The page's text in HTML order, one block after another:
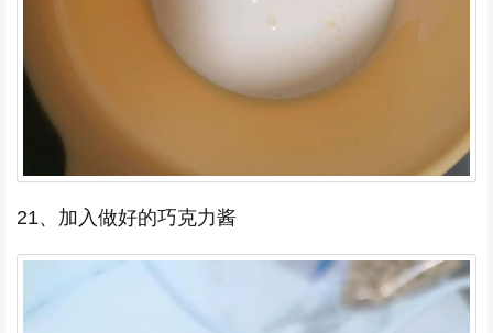
21、加入做好的巧克力酱